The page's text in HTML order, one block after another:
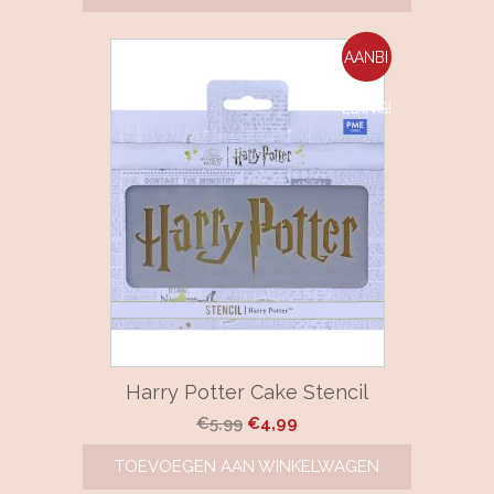
AANBI
EDING!
Harry Potter Cake Stencil
€5,99 Oorspronkelijke
was:
€4,99
is:
TOEVOEGEN AAN WINKELWAGEN